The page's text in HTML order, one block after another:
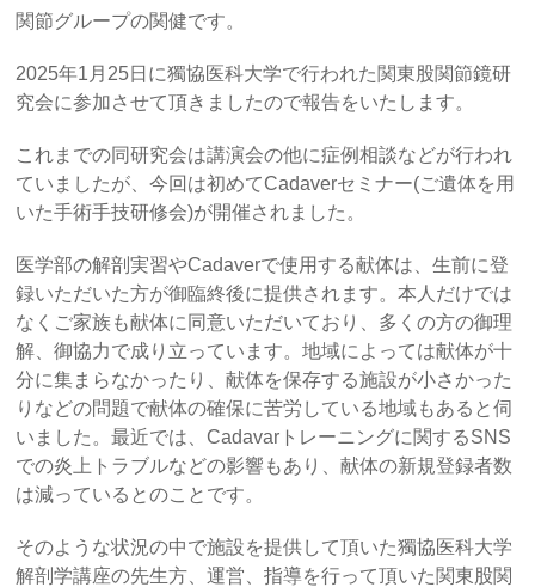
関節グループの関健です。
2025年1月25日に獨協医科大学で行われた関東股関節鏡研
究会に参加させて頂きましたので報告をいたします。
これまでの同研究会は講演会の他に症例相談などが行われ
ていましたが、今回は初めてCadaverセミナー(ご遺体を用
いた手術手技研修会)が開催されました。
医学部の解剖実習やCadaverで使用する献体は、生前に登
録いただいた方が御臨終後に提供されます。本人だけでは
なくご家族も献体に同意いただいており、多くの方の御理
解、御協力で成り立っています。地域によっては献体が十
分に集まらなかったり、献体を保存する施設が小さかった
りなどの問題で献体の確保に苦労している地域もあると伺
いました。最近では、Cadavarトレーニングに関するSNS
での炎上トラブルなどの影響もあり、献体の新規登録者数
は減っているとのことです。
そのような状況の中で施設を提供して頂いた獨協医科大学
解剖学講座の先生方、運営、指導を行って頂いた関東股関